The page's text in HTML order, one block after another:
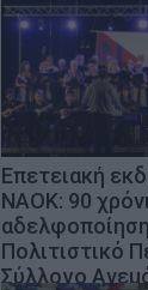
Επετειακή
ΝΑΟΚ: 90
Πολιτιστικό
Σύλλογο